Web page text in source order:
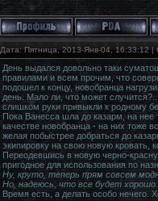
Дата: Пятница, 2013-Янв-04, 16:33:12
День выдался довольно таки
правилами и всем прочим, что
подошел к концу, новобранца
день. Мало ли, что может
слишком руки привыкли к родному
Пока Ванесса шла до казарм, на нее
качестве новобранца - на них тоже
желая побыстрее добраться до
экипировку на свою новую кровать,
Переодевшись в новую черно-
пригодное для использования по
Ну, круто, теперь прям совсем
Но, надеюсь, что все будет
Время есть, а делать особо нечего.